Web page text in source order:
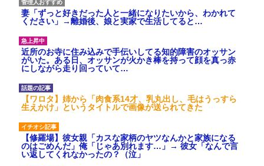
妻「ずっと好きだった人と一緒になりたいから、わかれて
ください」→離婚後、娘と実家で生活してると…
近所のお寺に住み込みで手伝いしてる知的障害のオッサン
がいた。ある日、オッサンが火かき棒を持って顔を真っ赤
にしながら走り回っていて…
【ワロタ】姉から「肉食系14才、乳丸出し、毛はうっすら
生えかけ」というタイトルで画像が送られてきた
【修羅場】彼女親「カスな家柄のヤツなんかと家族になる
のはごめんだ」俺「じゃあ別れます…」→ 彼女「なんで言
い返してくれなかったの？（泣」